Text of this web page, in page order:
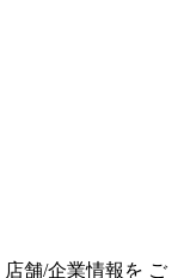
店舗/企業情報を ご